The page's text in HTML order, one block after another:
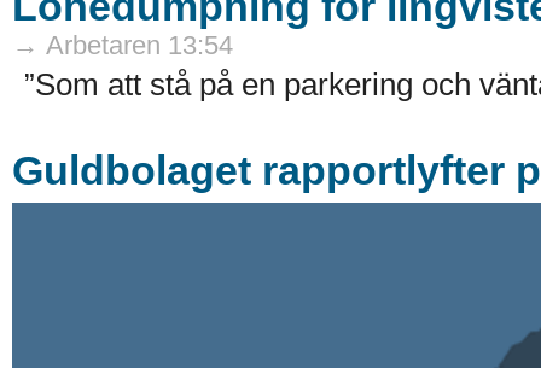
→ Arbetaren 13:54
”Som att stå på en parkering och
Guldbolaget rapportlyfter